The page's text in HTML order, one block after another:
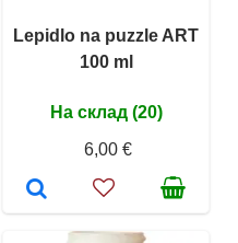
Lepidlo na puzzle ART
100 ml
На склад (20)
6,00 €